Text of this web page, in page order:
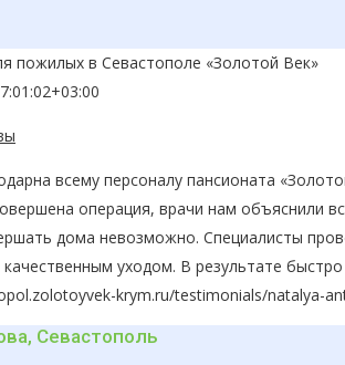
пожилых в Севастополе «Золотой Век»
всему персоналу пансионата
операция, врачи нам объяснили
дома невозможно. Специалисты
уходом. В результате
krym.ru/testimonials/natalya-
Севастополь